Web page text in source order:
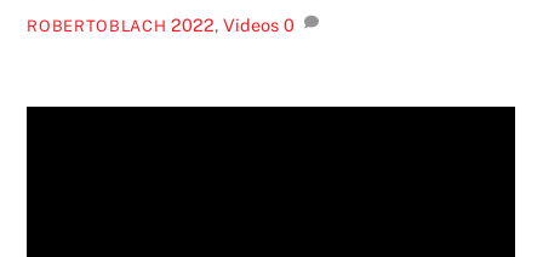
ROBERTOBLACH 2022,Videos 0